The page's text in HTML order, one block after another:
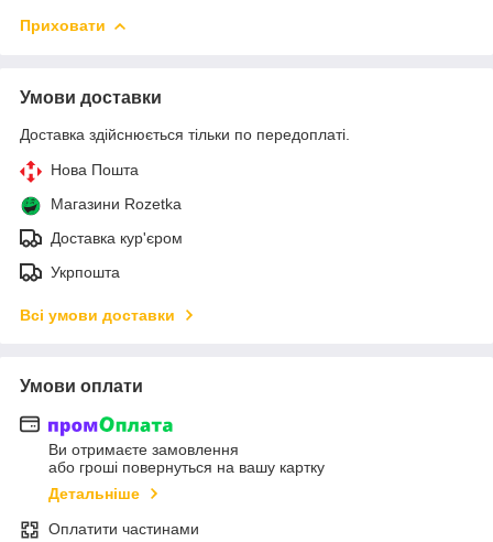
Приховати
Умови доставки
Доставка здійснюється тільки по передоплаті.
Нова Пошта
Магазини Rozetka
Доставка кур'єром
Укрпошта
Всі умови доставки
Умови оплати
Ви отримаєте замовлення
або гроші повернуться на вашу картку
Детальніше
Оплатити частинами